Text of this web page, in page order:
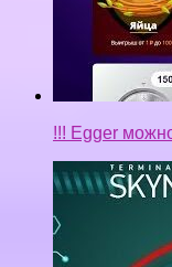
!!! Egger